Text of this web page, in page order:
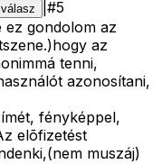
válasz #5
ez gondolom az
az
tenni,
azonosítani,
fényképpel,
elõfizetést
muszáj)